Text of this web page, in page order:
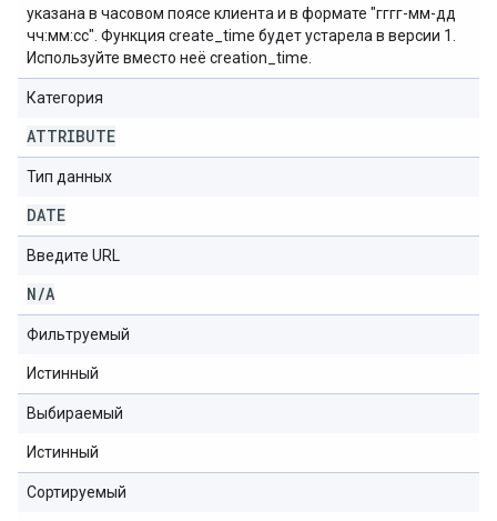
указана в часовом поясе клиента и в формате "гггг-мм-дд
чч:мм:сс". Функция create_time будет устарела в версии 1.
Используйте вместо неё creation_time.
Категория
ATTRIBUTE
Тип данных
DATE
Введите URL
N/A
Фильтруемый
Истинный
Выбираемый
Истинный
Сортируемый